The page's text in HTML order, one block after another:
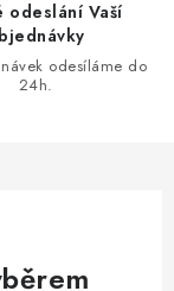
odeslání Vaší
odesíláme do
24h.